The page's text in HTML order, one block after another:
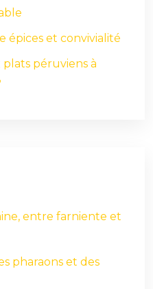
épices et convivialité
péruviens à
entre farniente et
pharaons et des